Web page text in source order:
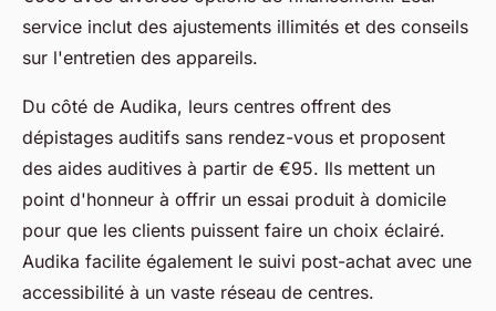
service inclut des ajustements illimités et des conseils
sur l'entretien des appareils.
Du côté de Audika, leurs centres offrent des
dépistages auditifs sans rendez-vous et proposent
des aides auditives à partir de €95. Ils mettent un
point d'honneur à offrir un essai produit à domicile
pour que les clients puissent faire un choix éclairé.
Audika facilite également le suivi post-achat avec une
accessibilité à un vaste réseau de centres.